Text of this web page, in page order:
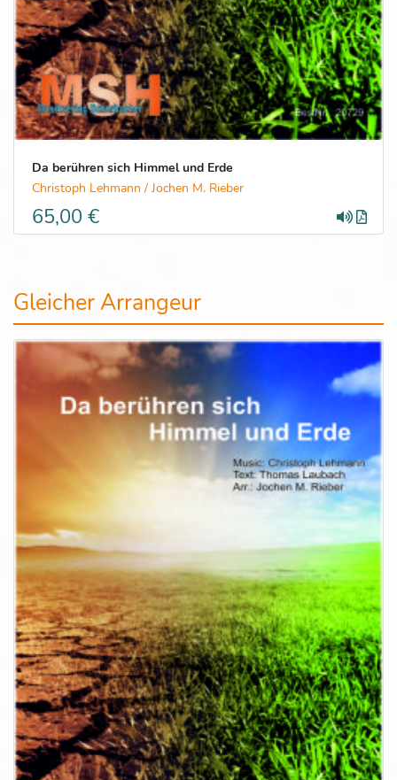
Da berühren sich Himmel und Erde
Christoph Lehmann / Jochen M. Rieber
65,00 €
Gleicher Arrangeur